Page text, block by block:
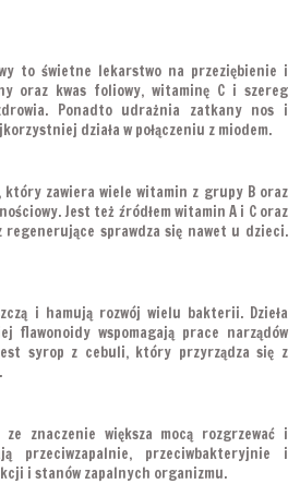
to świetne lekarstwo na przeziębienie i
oraz kwas foliowy, witaminę C i szereg
Ponadto udrażnia zatkany nos i
działa w połączeniu z miodem.
zawiera wiele witamin z grupy B oraz
Jest też źródłem witamin A i C oraz
regenerujące sprawdza się nawet u dzieci.
i hamują rozwój wielu bakterii. Dzieła
flawonoidy wspomagają prace narządów
syrop z cebuli, który przyrządza się z
znaczenie większa mocą rozgrzewać i
przeciwzapalnie, przeciwbakteryjnie i
i stanów zapalnych organizmu.